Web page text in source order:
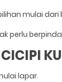
mulai
perlu
lapar.